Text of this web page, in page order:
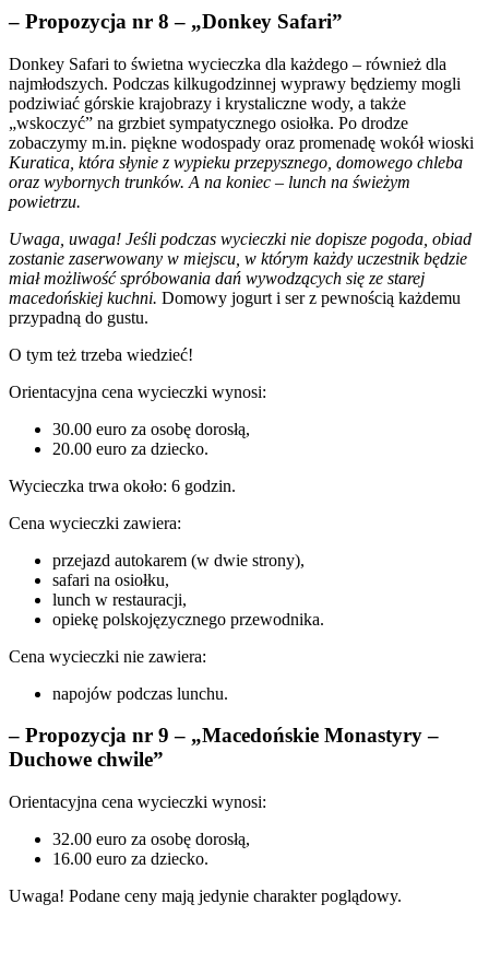
– Propozycja nr 8 – „Donkey Safari”
Donkey Safari to świetna wycieczka dla każdego – również dla
najmłodszych. Podczas kilkugodzinnej wyprawy będziemy mogli
podziwiać górskie krajobrazy i krystaliczne wody, a także
„wskoczyć” na grzbiet sympatycznego osiołka. Po drodze
zobaczymy m.in. piękne wodospady oraz promenadę wokół wioski
Kuratica, która słynie z wypieku przepysznego, domowego chleba
oraz wybornych trunków. A na koniec – lunch na świeżym
powietrzu.
Uwaga, uwaga! Jeśli podczas wycieczki nie dopisze pogoda, obiad
zostanie zaserwowany w miejscu, w którym każdy uczestnik będzie
miał możliwość spróbowania dań wywodzących się ze starej
macedońskiej kuchni. Domowy jogurt i ser z pewnością każdemu
przypadną do gustu.
O tym też trzeba wiedzieć!
Orientacyjna cena wycieczki wynosi:
30.00 euro za osobę dorosłą,
20.00 euro za dziecko.
Wycieczka trwa około: 6 godzin.
Cena wycieczki zawiera:
przejazd autokarem (w dwie strony),
safari na osiołku,
lunch w restauracji,
opiekę polskojęzycznego przewodnika.
Cena wycieczki nie zawiera:
napojów podczas lunchu.
– Propozycja nr 9 – „Macedońskie Monastyry –
Duchowe chwile”
Orientacyjna cena wycieczki wynosi:
32.00 euro za osobę dorosłą,
16.00 euro za dziecko.
Uwaga! Podane ceny mają jedynie charakter poglądowy.